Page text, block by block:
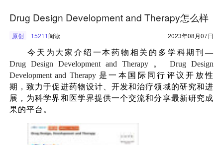
Drug Design Development and Therapy怎么样
原创 15211阅读 2023年08月07日
今天为大家介绍一本药物相关的多学科期刊—
Drug Design Development and Therapy
。
Drug Design
Development and Therapy 是一本国际同行评议开放性
期，致力于促进药物设计、开发和治疗领域的研究和进
展，为科学界和医学界提供一个交流和分享最新研究成
果的平台。